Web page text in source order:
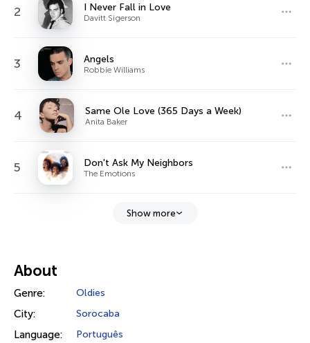
2 I Never Fall in Love
Davitt Sigerson
3 Angels
Robbie Williams
4 Same Ole Love (365 Days a Week)
Anita Baker
5 Don't Ask My Neighbors
The Emotions
Show more
About
Genre: Oldies
City: Sorocaba
Language: Português